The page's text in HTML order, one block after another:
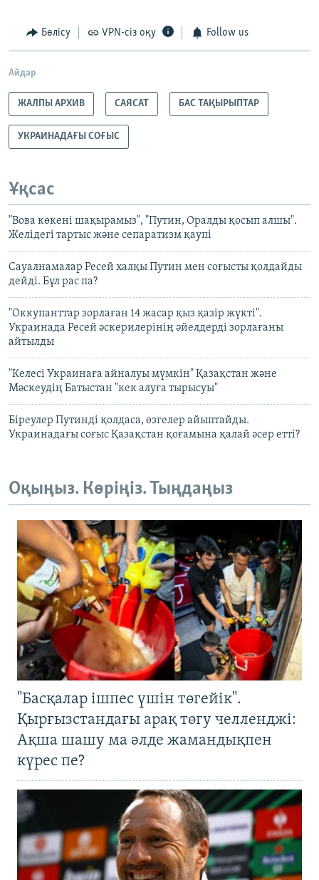
Бөлісу VPN-сіз оқу Follow us
Айдар
ЖАЛПЫ АРХИВ САЯСАТ БАС ТАҚЫРЫПТАР
УКРАИНАДАҒЫ СОҒЫС
Ұқсас
"Вова көкені шақырамыз", "Путин, Оралды қосып алшы".
Желідегі тартыс және сепаратизм қаупі
Сауалнамалар Ресей халқы Путин мен соғысты қолдайды
дейді. Бұл рас па?
"Оккупанттар зорлаған 14 жасар қыз қазір жүкті".
Украинада Ресей әскерилерінің әйелдерді зорлағаны
айтылды
"Келесі Украинаға айналуы мүмкін" Қазақстан және
Мәскеудің Батыстан "кек алуға тырысуы"
Біреулер Путинді қолдаса, өзгелер айыптайды.
Украинадағы соғыс Қазақстан қоғамына қалай әсер етті?
Оқыңыз. Көріңіз. Тыңдаңыз
"Басқалар ішпес үшін төгейік".
Қырғызстандағы арақ төгу челленджі:
Ақша шашу ма әлде жамандықпен
күрес пе?